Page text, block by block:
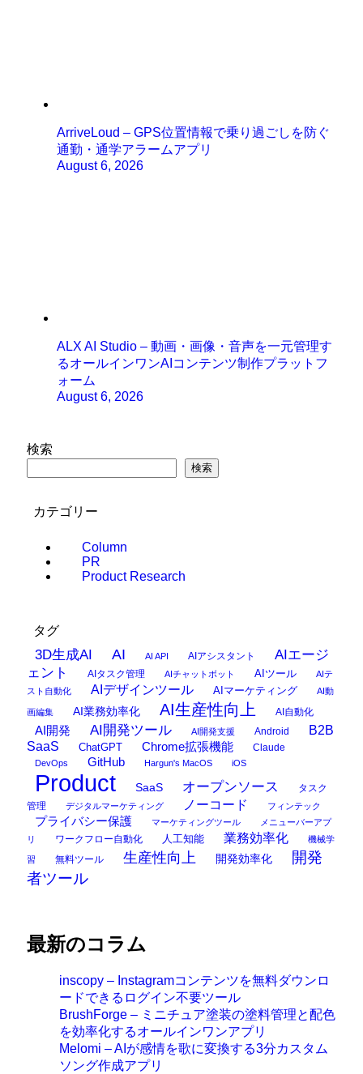
ArriveLoud – GPS位置情報で乗り過ごしを防ぐ
通勤・通学アラームアプリ
August 6, 2026
ALX AI Studio – 動画・画像・音声を一元管理す
るオールインワンAIコンテンツ制作プラットフ
ォーム
August 6, 2026
検索
検索
カテゴリー
Column
PR
Product Research
タグ
3D生成AI AI AI API AIアシスタント
AIエージ
ェント
AIタスク管理 AIチャットボット AIツール
AIテ
スト自動化
AIデザインツール AIマーケティング AI動
画編集 AI業務効率化 AI生産性向上 AI自動化
AI開発 AI開発ツール AI開発支援 Android
B2B
SaaS
ChatGPT Chrome拡張機能 Claude
DevOps GitHub Hargun's MacOS iOS
Product SaaS オープンソース
タスク
管理
デジタルマーケティング ノーコード フィンテック
プライバシー保護 マーケティングツール
メニューバーアプ
リ
ワークフロー自動化 人工知能 業務効率化 機械学
習 無料ツール 生産性向上 開発効率化
開発
者ツール
最新のコラム
inscopy – Instagramコンテンツを無料ダウンロ
ードできるログイン不要ツール
BrushForge – ミニチュア塗装の塗料管理と配色
を効率化するオールインワンアプリ
Melomi – AIが感情を歌に変換する3分カスタム
ソング作成アプリ